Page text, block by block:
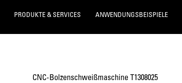
PRODUKTE & SERVICES ANWENDUNGSBEISPIELE
CNC-Bolzenschweißmaschine T1308025